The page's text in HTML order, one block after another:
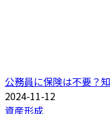
公務員に保険は不要？
2024-11-12
資産形成